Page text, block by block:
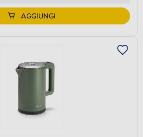
AGGIUNGI